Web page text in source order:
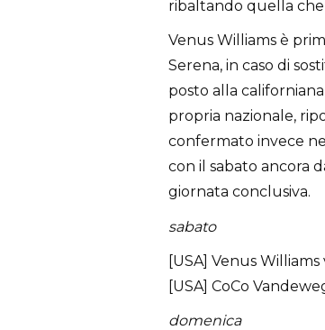
ribaltando quella che
Venus Williams è
Serena, in caso di
posto alla
propria nazionale,
confermato invece
con il sabato ancora
giornata conclusiva.
sabato
[USA] Venus
[USA] CoCo
domenica